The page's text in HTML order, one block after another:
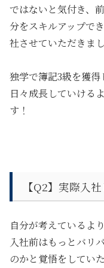
ではないと気付き、
分をスキルアップで
社させていただきまし
独学で簿記3級を獲
日々成長していける
す！
【Q2】 実際入
自分が考えているよ
入社前はもっとバリ
のかと覚悟をしてい